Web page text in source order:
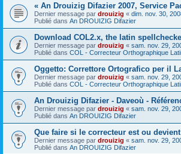
« An Drouizig Difazier 2007, Service
Dernier message par drouizig « dim. nov. 30,
Publié dans An DROUIZIG Difazier
Download COL2.x, the latin
Dernier message par drouizig « sam. nov. 29,
Publié dans COL - Correcteur Orthographique
Oggetto: Correttore Ortografico per il
Dernier message par drouizig « sam. nov. 29,
Publié dans COL - Correcteur Orthographique
An Drouizig Difazier - Daveoù -
Dernier message par drouizig « sam. nov. 29,
Publié dans An DROUIZIG Difazier
Que faire si le correcteur est ou
Dernier message par drouizig « sam. nov. 29,
Publié dans An DROUIZIG Difazier